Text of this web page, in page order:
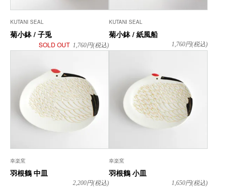
KUTANI SEAL
菊小鉢 / 子兎
SOLD OUT 1,760円(税込)
KUTANI SEAL
菊小鉢 / 紙風船
1,760円(税込)
幸楽窯
羽根鶴 中皿
2,200円(税込)
幸楽窯
羽根鶴 小皿
1,650円(税込)